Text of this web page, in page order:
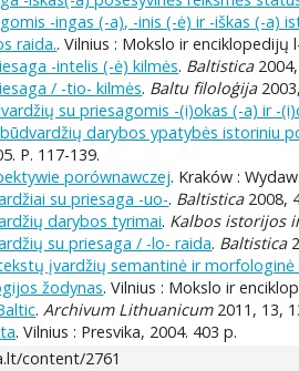
-ingas (-a), -inis (-ė) ir -iškas (-a)
raida.. Vilnius : Mokslo ir enciklopedijų
-intelis (-ė) kilmės. Baltistica2004,
/ -tio- kilmės. Baltu filoloģija
su priesagomis -(i)okas (-a) ir -
darybos ypatybės istoriniu
P. 117-139.
porównawczej. Kraków :
su priesaga -uo-. Baltistica2008,
darybos tyrimai. Kalbos istorijos
su priesaga / -lo- raida. Baltistica
įvardžių semantinė ir
žodynas. Vilnius : Mokslo ir
. Archivum Lithuanicum2011, 13,
. Vilnius : Presvika, 2004. 403 p.
content/2761